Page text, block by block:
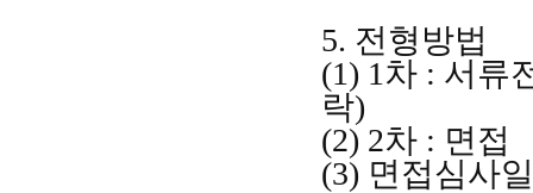
5. 전형방법
(1) 1 차 : 서류
락)
(2) 2차 : 면접
(3) 면접심사